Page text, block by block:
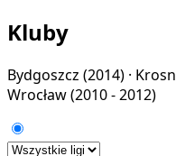
Kluby
Bydgoszcz (2014) ·
Wrocław(2010 - 2012)